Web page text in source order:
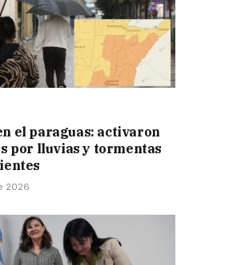
el paraguas: activaron
por lluvias y tormentas
2026